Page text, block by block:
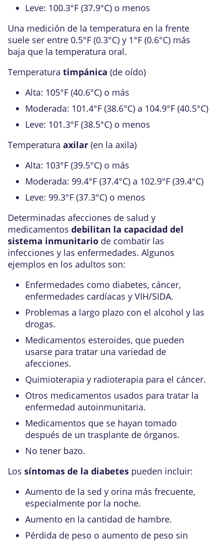
Leve: 100.3°F (37.9°C) o menos
Una medición de la temperatura en la frente
suele ser entre 0.5°F (0.3°C) y 1°F (0.6°C) más
baja que la temperatura oral.
Temperatura timpánica (de oído)
Alta: 105°F (40.6°C) o más
Moderada: 101.4°F (38.6°C) a 104.9°F (40.5°C)
Leve: 101.3°F (38.5°C) o menos
Temperatura axilar (en la axila)
Alta: 103°F (39.5°C) o más
Moderada: 99.4°F (37.4°C) a 102.9°F (39.4°C)
Leve: 99.3°F (37.3°C) o menos
Determinadas afecciones de salud y
medicamentos debilitan la capacidad del
sistema inmunitario de combatir las
infecciones y las enfermedades. Algunos
ejemplos en los adultos son:
Enfermedades como diabetes, cáncer,
enfermedades cardíacas y VIH/SIDA.
Problemas a largo plazo con el alcohol y las
drogas.
Medicamentos esteroides, que pueden
usarse para tratar una variedad de
afecciones.
Quimioterapia y radioterapia para el cáncer.
Otros medicamentos usados para tratar la
enfermedad autoinmunitaria.
Medicamentos que se hayan tomado
después de un trasplante de órganos.
No tener bazo.
Los síntomas de la diabetes pueden incluir:
Aumento de la sed y orina más frecuente,
especialmente por la noche.
Aumento en la cantidad de hambre.
Pérdida de peso o aumento de peso sin